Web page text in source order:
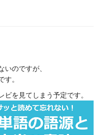
のですが、
。
を見てしまう予定です。